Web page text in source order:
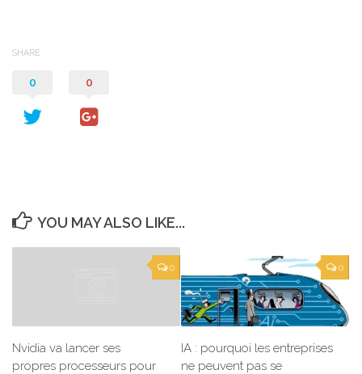
SHARE
0 0
YOU MAY ALSO LIKE...
0
Nvidia va lancer ses
propres processeurs pour
0
IA : pourquoi les entreprises
ne peuvent pas se